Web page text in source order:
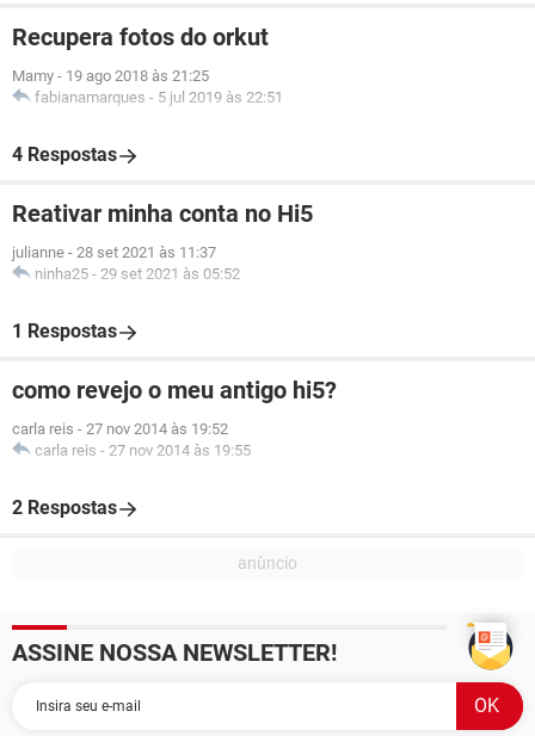
Recupera fotos do orkut
Mamy - 19 ago 2018 às 21:25
fabianamarques - 5 jul 2019 às 22:51
4 Respostas
Reativar minha conta no Hi5
julianne - 28 set 2021 às 11:37
ninha25 - 29 set 2021 às 05:52
1 Respostas
como revejo o meu antigo hi5?
carla reis - 27 nov 2014 às 19:52
carla reis - 27 nov 2014 às 19:55
2 Respostas
ASSINE NOSSA NEWSLETTER!